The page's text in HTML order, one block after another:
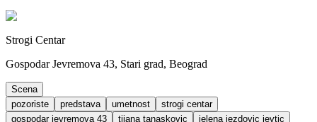
Strogi Centar
Gospodar Jevremova 43, Stari grad, Beograd
Scena
pozoriste
predstava umetnost
strogi centar
gospodar jevremova 43
tijana tanaskovic
jelena jezdovic jevtic